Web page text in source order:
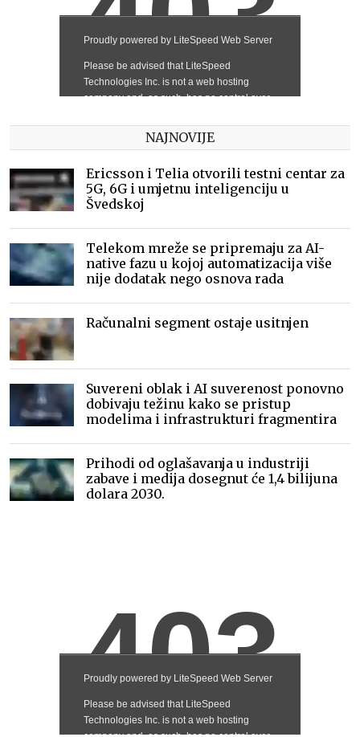
NAJNOVIJE
Ericsson i Telia otvorili testni centar za
5G, 6G i umjetnu inteligenciju u
Švedskoj
Telekom mreže se pripremaju za AI-
native fazu u kojoj automatizacija više
nije dodatak nego osnova rada
Računalni segment ostaje usitnjen
Suvereni oblak i AI suverenost ponovno
dobivaju težinu kako se pristup
modelima i infrastrukturi fragmentira
Prihodi od oglašavanja u industriji
zabave i medija dosegnut će 1,4 bilijuna
dolara 2030.